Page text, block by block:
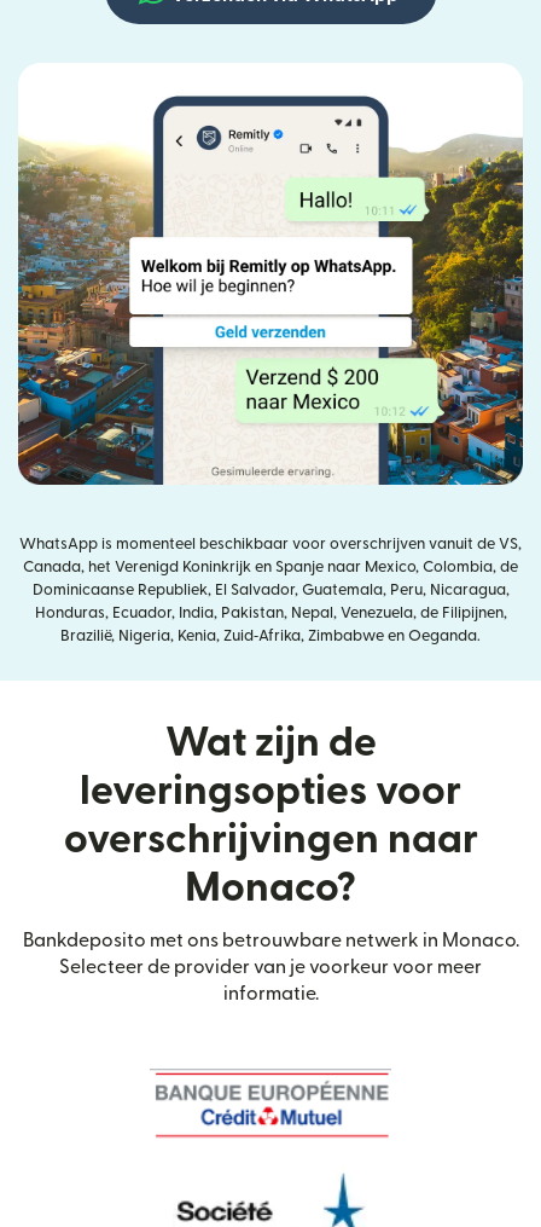
WhatsApp is momenteel beschikbaar voor overschrijven vanuit de VS,
Canada, het Verenigd Koninkrijk en Spanje naar Mexico, Colombia, de
Dominicaanse Republiek, El Salvador, Guatemala, Peru, Nicaragua,
Honduras, Ecuador, India, Pakistan, Nepal, Venezuela, de Filipijnen,
Brazilië, Nigeria, Kenia, Zuid‑Afrika, Zimbabwe en Oeganda.
Wat zijn de
leveringsopties voor
overschrijvingen naar
Monaco?
Bankdeposito met ons betrouwbare netwerk in Monaco.
Selecteer de provider van je voorkeur voor meer
informatie.